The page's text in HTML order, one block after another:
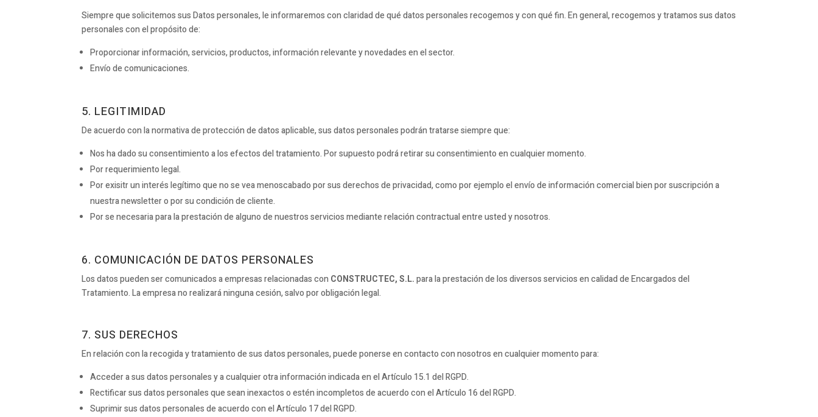
Siempre que solicitemos sus Datos personales, le informaremos con claridad de qué datos personales recogemos y con qué fin. En general, recogemos y tratamos sus datos
personales con el propósito de:
Proporcionar información, servicios, productos, información relevante y novedades en el sector.
Envío de comunicaciones.
5. LEGITIMIDAD
De acuerdo con la normativa de protección de datos aplicable, sus datos personales podrán tratarse siempre que:
Nos ha dado su consentimiento a los efectos del tratamiento. Por supuesto podrá retirar su consentimiento en cualquier momento.
Por requerimiento legal.
Por exisitr un interés legítimo que no se vea menoscabado por sus derechos de privacidad, como por ejemplo el envío de información comercial bien por suscripción a
nuestra newsletter o por su condición de cliente.
Por se necesaria para la prestación de alguno de nuestros servicios mediante relación contractual entre usted y nosotros.
6. COMUNICACIÓN DE DATOS PERSONALES
Los datos pueden ser comunicados a empresas relacionadas con CONSTRUCTEC, S.L.para la prestación de los diversos servicios en calidad de Encargados del
Tratamiento. La empresa no realizará ninguna cesión, salvo por obligación legal.
7. SUS DERECHOS
En relación con la recogida y tratamiento de sus datos personales, puede ponerse en contacto con nosotros en cualquier momento para:
Acceder a sus datos personales y a cualquier otra información indicada en el Artículo 15.1 del RGPD.
Rectificar sus datos personales que sean inexactos o estén incompletos de acuerdo con el Artículo 16 del RGPD.
Suprimir sus datos personales de acuerdo con el Artículo 17 del RGPD.